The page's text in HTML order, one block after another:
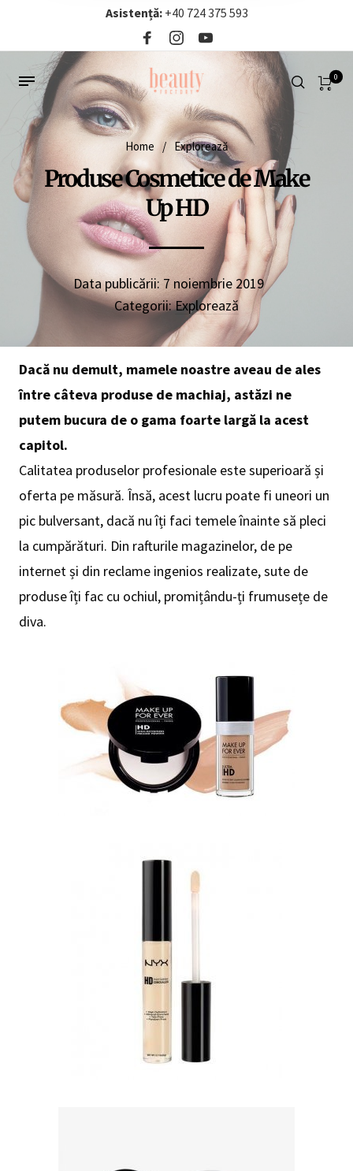
Asistență: +40 724 375 593‬
0
Home / Explorează
Produse Cosmetice de Make
Up HD
Data publicării: 7 noiembrie 2019
Categorii:Explorează
Dacă nu demult, mamele noastre aveau de ales
între câteva produse de machiaj, astăzi ne
putem bucura de o gama foarte largă la acest
capitol.
Calitatea produselor profesionale este superioară și
oferta pe măsură. Însă, acest lucru poate fi uneori un
pic bulversant, dacă nu îți faci temele înainte să pleci
la cumpărături. Din rafturile magazinelor, de pe
internet și din reclame ingenios realizate, sute de
produse îți fac cu ochiul, promițându-ți frumusețe de
diva.